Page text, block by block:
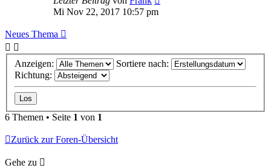
Mi Nov 22, 2017 10:57 pm
Neues Thema
Anzeigen:
Sortiere nach:
Richtung:
6 Themen • Seite 1 von 1
Zurück zur Foren-Übersicht
Gehe zu